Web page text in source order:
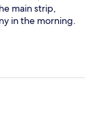
main strip,
in the morning.